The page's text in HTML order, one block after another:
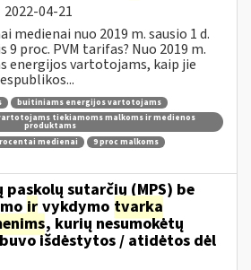
2022-04-21
medienai nuo 2019 m. sausio 1 d.
proc. PVM tarifas? Nuo 2019 m.
energijos vartotojams, kaip jie
buitiniams energijos vartotojams
tiekiamoms malkoms ir medienos
produktams
medienai
9 proc malkoms
paskolų sutarčių (MPS) be
ir vykdymo tvarka
, kurių nesumokėtų
išdėstytos / atidėtos dėl